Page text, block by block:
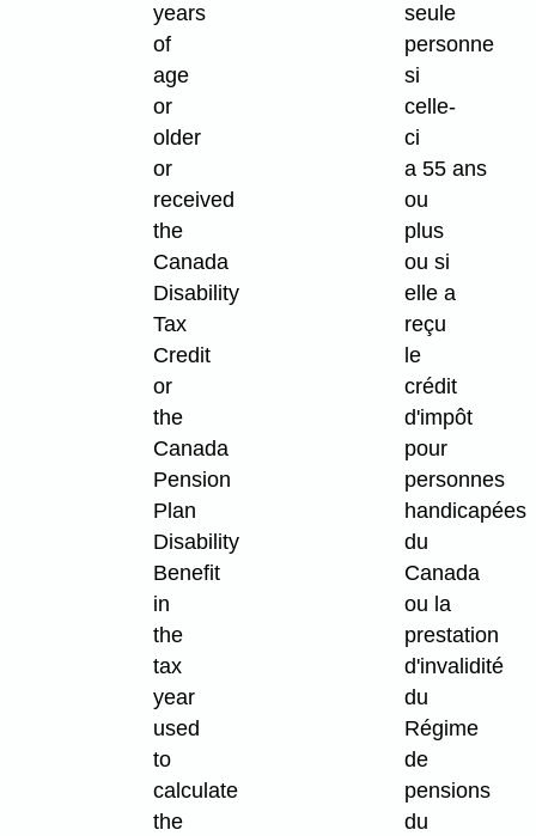
years
of
age
or
older
or
received
the
Canada
Disability
Tax
Credit
or
the
Canada
Pension
Plan
Disability
Benefit
in
the
tax
year
used
to
calculate
the
seule
personne
si
celle-
ci
a 55 ans
ou
plus
ou si
elle a
reçu
le
crédit
d'impôt
pour
personnes
handicapées
du
Canada
ou la
prestation
d'invalidité
du
Régime
de
pensions
du